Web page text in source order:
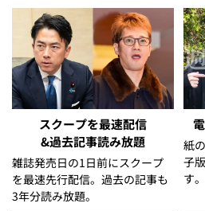
スクープを最速配信
&過去記事読み放題
雑誌発売日の1日前にスクープ
を最速先行配信。過去の記事も
3年分読み放題。
紙
子
す。